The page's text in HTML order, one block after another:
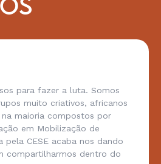
para fazer a luta. Somos
muito criativos, africanos
na maioria compostos por
em Mobilização de
pela CESE acaba nos dando
compartilharmos dentro do